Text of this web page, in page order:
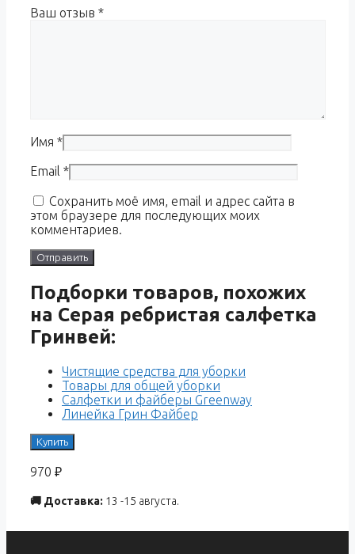
Ваш отзыв *
Имя *
Email *
Сохранить моё имя, email и адрес сайта в
этом браузере для последующих моих
комментариев.
Подборки товаров, похожих
на Серая ребристая салфетка
Гринвей:
Чистящие средства для уборки
Товары для общей уборки
Салфетки и файберы Greenway
Линейка Грин Файбер
Купить
970 ₽
🚚 Доставка: 13 -15 августа.